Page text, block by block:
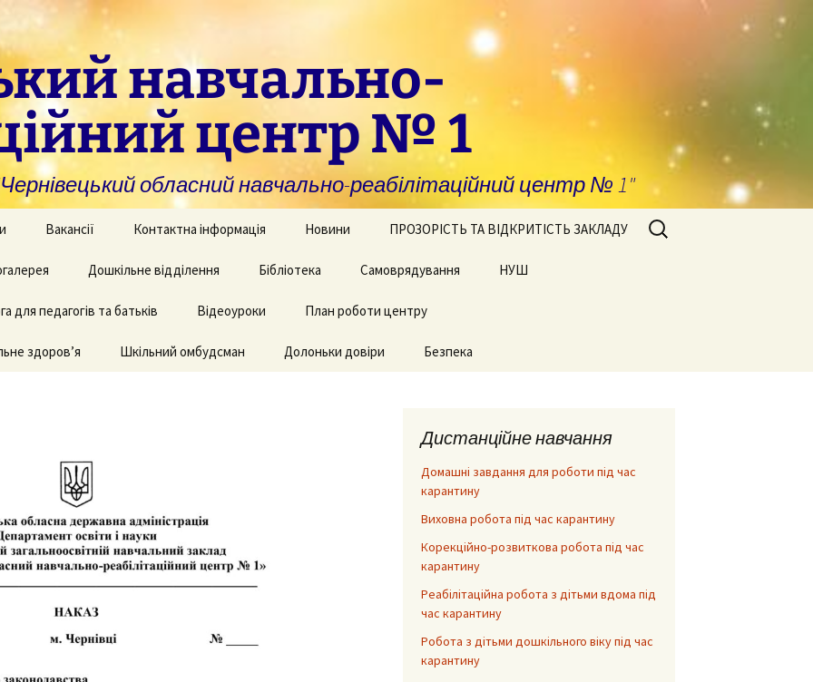
навчально-
центр № 1
обласний навчально-реабілітаційний центр № 1"
закладам із
та
навчання
послуги для
та виховання
діагностика
особливими
Вакансії Контактна інформація Новини ПРОЗОРІСТЬ ТА ВІДКРИТІСТЬ ЗАКЛАДУ
Запобігання та
виявлення корупції
Фінансова звітність
творчих робіт
приміщень
Дошкільне відділення
Рекомендації для
Бібліотека Самоврядування НУШ
для педагогів та батьків Відеоуроки План роботи центру
здоров’я Шкільний омбудсман Долоньки довіри Безпека
Пошук:
Дистанційне навчання
Домашні завдання для роботи під час
карантину
Виховна робота під час карантину
Корекційно-розвиткова робота під час
карантину
Реабілітаційна робота з дітьми вдома під
час карантину
Робота з дітьми дошкільного віку під час
карантину